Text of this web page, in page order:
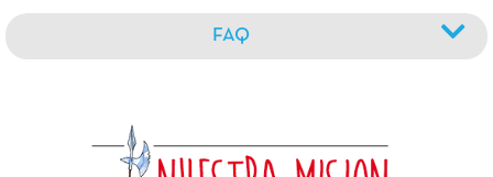
FAQ